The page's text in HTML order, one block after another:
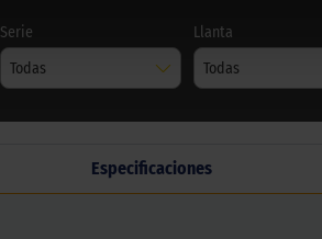
Serie
Todas
Llanta
Todas
Especificaciones